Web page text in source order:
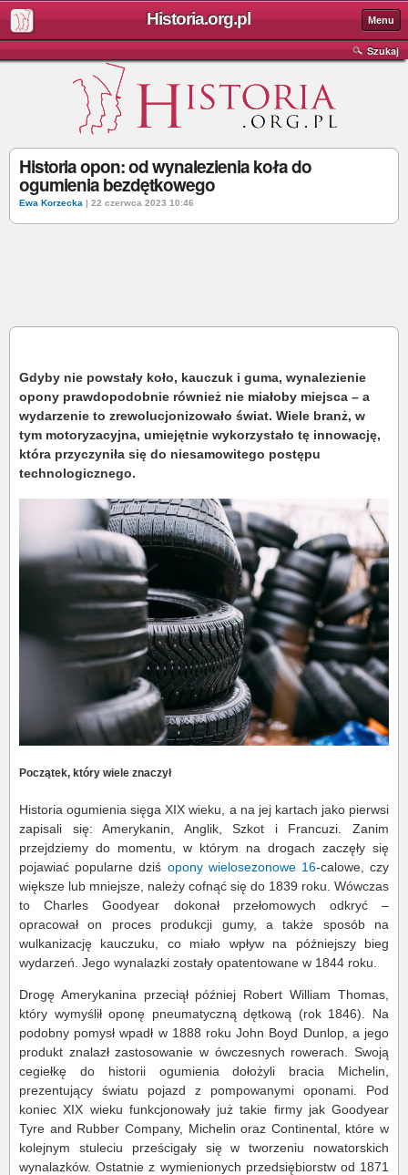
Historia.org.pl Menu
Szukaj
Historia opon: od wynalezienia koła do
ogumienia bezdętkowego
Ewa Korzecka | 22 czerwca 2023 10:46
Gdyby nie powstały koło, kauczuk i guma, wynalezienie
opony prawdopodobnie również nie miałoby miejsca – a
wydarzenie to zrewolucjonizowało świat. Wiele branż, w
tym motoryzacyjna, umiejętnie wykorzystało tę innowację,
która przyczyniła się do niesamowitego postępu
technologicznego.
Początek, który wiele znaczył
Historia ogumienia sięga XIX wieku, a na jej kartach jako pierwsi
zapisali się: Amerykanin, Anglik, Szkot i Francuzi. Zanim
przejdziemy do momentu, w którym na drogach zaczęły się
pojawiać popularne dziś opony wielosezonowe 16-calowe, czy
większe lub mniejsze, należy cofnąć się do 1839 roku. Wówczas
to Charles Goodyear dokonał przełomowych odkryć –
opracował on proces produkcji gumy, a także sposób na
wulkanizację kauczuku, co miało wpływ na późniejszy bieg
wydarzeń. Jego wynalazki zostały opatentowane w 1844 roku.
Drogę Amerykanina przeciął później Robert William Thomas,
który wymyślił oponę pneumatyczną dętkową (rok 1846). Na
podobny pomysł wpadł w 1888 roku John Boyd Dunlop, a jego
produkt znalazł zastosowanie w ówczesnych rowerach. Swoją
cegiełkę do historii ogumienia dołożyli bracia Michelin,
prezentujący światu pojazd z pompowanymi oponami. Pod
koniec XIX wieku funkcjonowały już takie firmy jak Goodyear
Tyre and Rubber Company, Michelin oraz Continental, które w
kolejnym stuleciu prześcigały się w tworzeniu nowatorskich
wynalazków. Ostatnie z wymienionych przedsiębiorstw od 1871